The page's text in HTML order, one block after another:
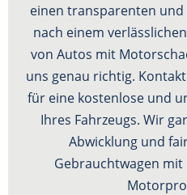
einen transparenten und
nach einem
von Autos mit
uns genau richtig.
für eine kostenlose und
Ihres Fahrzeugs. Wir
Abwicklung und
Gebrauchtwagen